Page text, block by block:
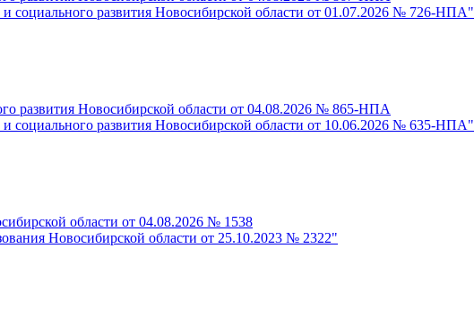
социального развития Новосибирской области от 01.07.2026 № 726-НПА"
развития Новосибирской области от 04.08.2026 № 865-НПА
социального развития Новосибирской области от 10.06.2026 № 635-НПА"
области от 04.08.2026 № 1538
Новосибирской области от 25.10.2023 № 2322"